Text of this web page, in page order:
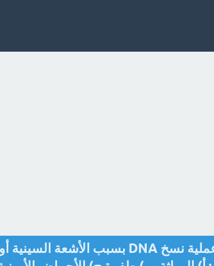
الانحرافات التي تحدث في الأحياء أثناء عملية نسخ DNA بسبب الأشعة السينية أو